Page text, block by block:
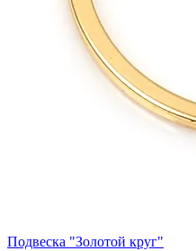
Подвеска "Золотой круг"